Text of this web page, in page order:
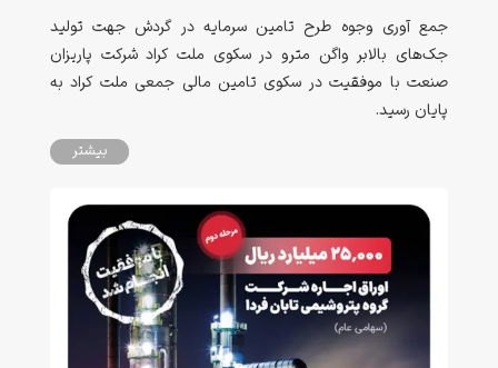
جمع آوری وجوه طرح تامین سرمایه در گردش جهت تولید
جک‌های بالابر واگن مترو در سکوی ملت کراد شرکت پاریزان
صنعت با موفقیت در سکوی تامین مالی جمعی ملت کراد به
پایان رسید.
بیشتر